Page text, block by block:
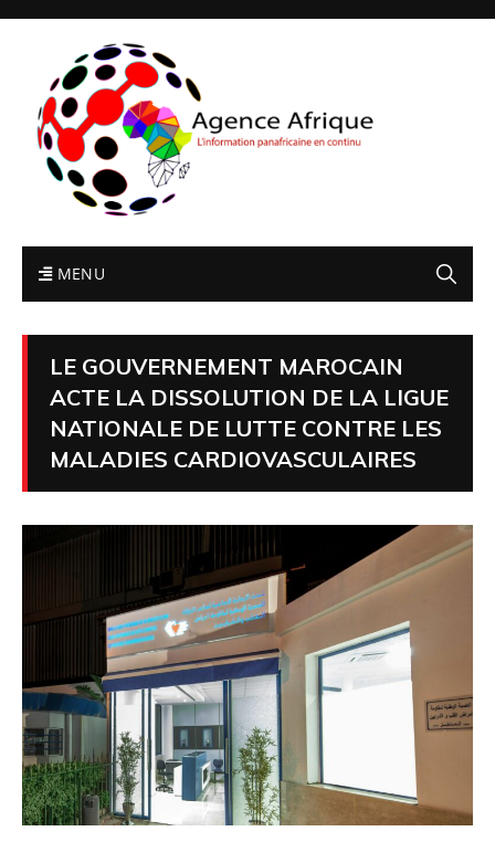
MENU
LE GOUVERNEMENT MAROCAIN
ACTE LA DISSOLUTION DE LA LIGUE
NATIONALE DE LUTTE CONTRE LES
MALADIES CARDIOVASCULAIRES